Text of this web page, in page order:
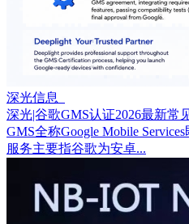
深光信息
深光|谷歌GMS认证2026最新常
GMS全称Google Mobile
服务主要指谷歌为安卓...